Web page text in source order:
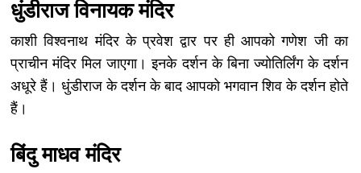
धुंडीराज विनायक मंदिर
काशी विश्वनाथ मंदिर के प्रवेश द्वार पर ही आपको गणेश जी का
प्राचीन मंदिर मिल जाएगा। इनके दर्शन के बिना ज्योतिर्लिंग के दर्शन
अधूरे हैं। धुंडीराज के दर्शन के बाद आपको भगवान शिव के दर्शन होते
हैं।
बिंदु माधव मंदिर